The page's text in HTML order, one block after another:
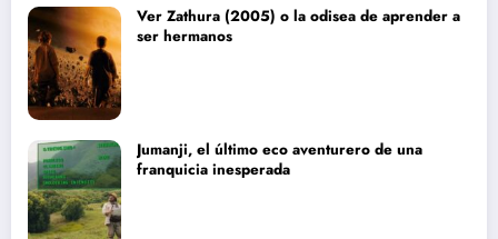
Ver Zathura (2005) o la odisea de aprender a
ser hermanos
Jumanji, el último eco aventurero de una
franquicia inesperada